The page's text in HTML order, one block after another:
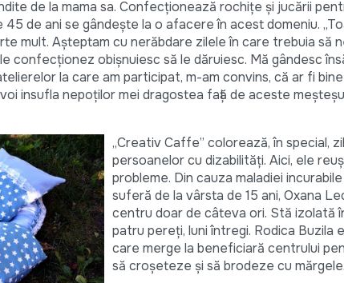
de la mama sa. Confecționează rochițe și jucării
de ani se gândește la o afacere în acest domeniu.
mult. Așteptam cu nerăbdare zilele în care trebuia să
confecționez obișnuiesc să le dăruiesc. Mă gândesc
la care am participat, m-am convins, că ar fi
insufla nepoților mei dragostea față de aceste
„Creativ Caffe” colorează, în special,
persoanelor cu dizabilități. Aici, ele
probleme. Din cauza maladiei
suferă de la vârsta de 15 ani, Oxana
centru doar de câteva ori. Stă izolată
patru pereți, luni întregi. Rodica Buzila
care merge la beneficiară centrului
să croșeteze și să brodeze cu mărgele.